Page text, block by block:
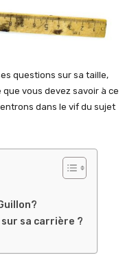
questions sur sa taille,
vous devez savoir à ce
dans le vif du sujet
sur sa carrière ?